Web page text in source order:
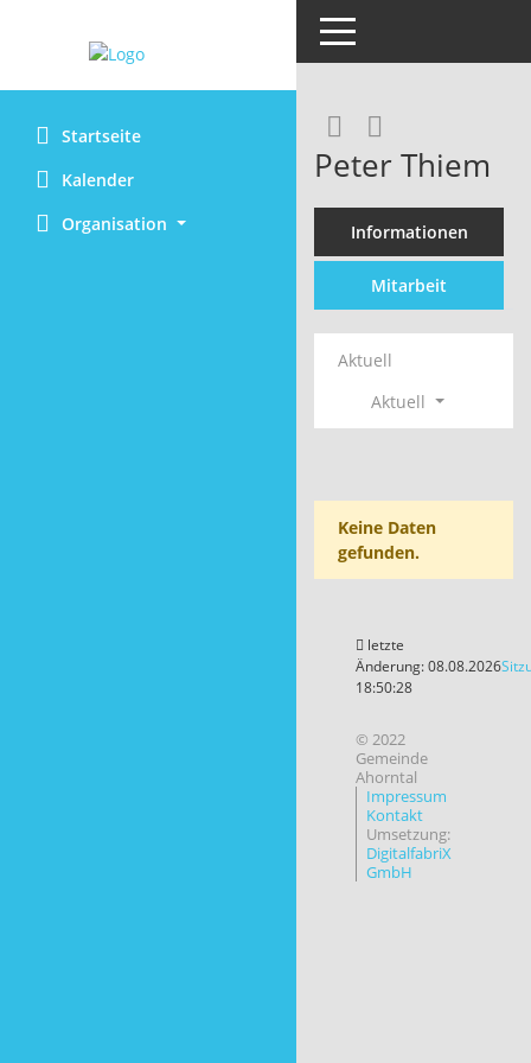
Startseite
Kalender
Organisation
Toggle navigation
Peter Thiem
Informationen
Mitarbeit
Aktuell
Aktuell
Keine Daten
gefunden.
letzte
Änderung: 08.08.2026
18:50:28
© 2022
Gemeinde
Ahorntal
Impressum
Kontakt
Umsetzung:
DigitalfabriX
GmbH